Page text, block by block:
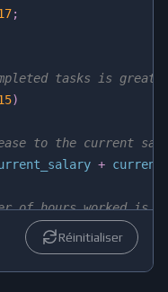
;
tasks is
)
to the current
+
of hours worked is
20% increase to
Réinitialiser